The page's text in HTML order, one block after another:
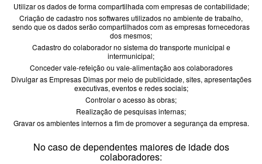
Utilizar os dados de forma compartilhada com empresas de contabilidade;
Criação de cadastro nos softwares utilizados no ambiente de trabalho,
sendo que os dados serão compartilhados com as empresas fornecedoras
dos mesmos;
Cadastro do colaborador no sistema do transporte municipal e
intermunicipal;
Conceder vale-refeição ou vale-alimentação aos colaboradores
Divulgar as Empresas Dimas por meio de publicidade, sites, apresentações
executivas, eventos e redes sociais;
Controlar o acesso às obras;
Realização de pesquisas internas;
Gravar os ambientes internos a fim de promover a segurança da empresa.
No caso de dependentes maiores de idade dos
colaboradores: